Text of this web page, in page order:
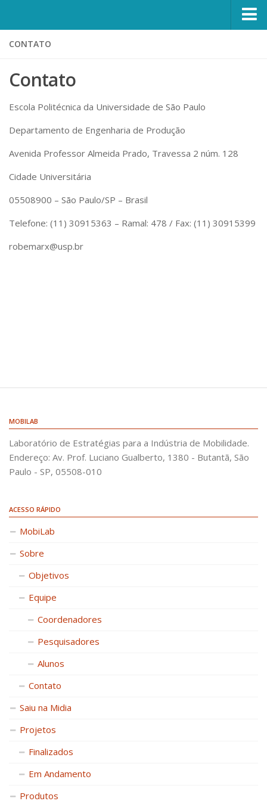
MobiLab
Objetivos
Equipe
Coordenadores
Contato
Saiu na Midia
Projetos
Finalizados
CONTATO
Contato
Escola Politécnica da Universidade de São Paulo
Departamento de Engenharia de Produção
Avenida Professor Almeida Prado, Travessa 2 núm. 128
Cidade Universitária
05508900 – São Paulo/SP – Brasil
Telefone: (11) 30915363 – Ramal: 478 / Fax: (11) 30915399
robemarx@usp.br
MOBILAB
Laboratório de Estratégias para a Indústria de Mobilidade.
Endereço: Av. Prof. Luciano Gualberto, 1380 - Butantã, São
Paulo - SP, 05508-010
ACESSO RÁPIDO
MobiLab
Sobre
Objetivos
Equipe
Coordenadores
Pesquisadores
Alunos
Contato
Saiu na Midia
Projetos
Finalizados
Em Andamento
Produtos